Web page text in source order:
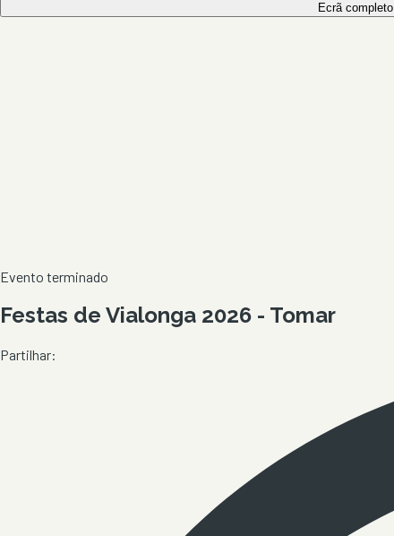
Ecrã completo
Evento terminado
Festas de Vialonga 2026 - Tomar
Partilhar: